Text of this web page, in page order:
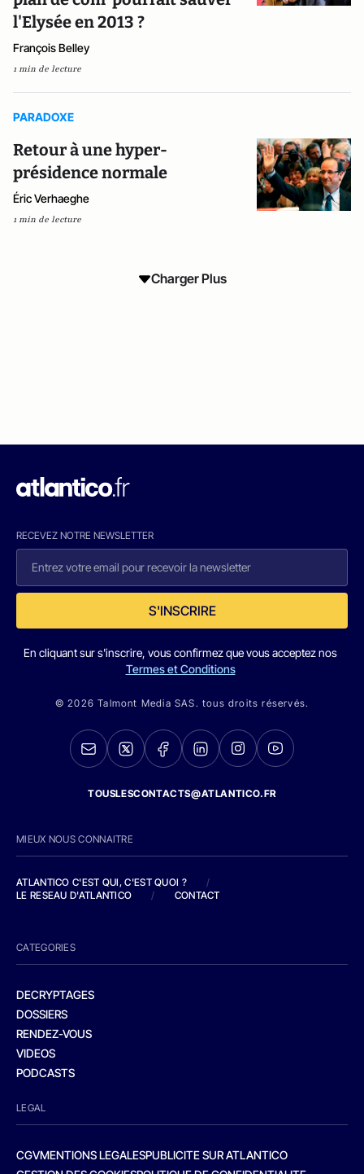
l'Elysée en 2013 ?
François Belley
1 min de lecture
PARADOXE
Retour à une hyper-
présidence normale
Éric Verhaeghe
1 min de lecture
Charger Plus
RECEVEZ NOTRE NEWSLETTER
S'INSCRIRE
En cliquant sur s'inscrire, vous confirmez que vous acceptez nos
Termes et Conditions
© 2026 Talmont Media SAS. tous droits réservés.
TOUSLESCONTACTS@ATLANTICO.FR
MIEUX NOUS CONNAITRE
ATLANTICO C'EST QUI, C'EST QUOI ?
/
LE RESEAU D'ATLANTICO
/ CONTACT
CATEGORIES
DECRYPTAGES
DOSSIERS
RENDEZ-VOUS
VIDEOS
PODCASTS
LEGAL
CGVMENTIONS LEGALESPUBLICITE SUR ATLANTICO